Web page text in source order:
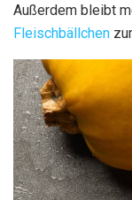
Außerdem bleibt
Fleischbällchen